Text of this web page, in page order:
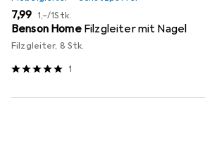
EUR
7,99 EUR
1,–/1Stk.
Benson Home Filzgleiter mit Nagel
Filzgleiter, 8 Stk.
1